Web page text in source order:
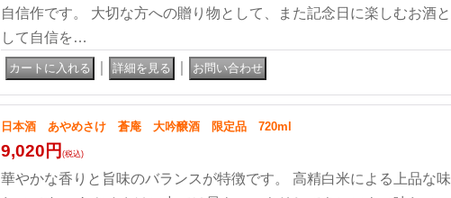
自信作です。 大切な方への贈り物として、また記念日に楽しむお酒と
して自信を…
日本酒 あやめさけ 蒼庵 大吟醸酒 限定品 720ml
9,020円 (税込)
華やかな香りと旨味のバランスが特徴です。 高精白米による上品な味